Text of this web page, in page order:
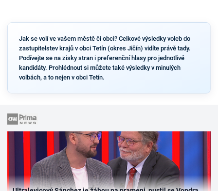
Jak se volí ve vašem městě či obci? Celkové výsledky voleb do
zastupitelstev krajů v obci Tetín (okres Jičín) vidíte právě tady.
Podívejte se na zisky stran i preferenční hlasy pro jednotlivé
kandidáty. Prohlédnout si můžete také výsledky v minulých
volbách, a to nejen v obci Tetín.